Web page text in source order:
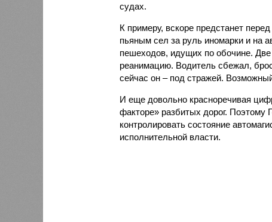
судах.
К примеру, вскоре предстанет
пьяным сел за руль иномарки и на
пешеходов, идущих по обочине.
реанимацию. Водитель сбежал,
сейчас он – под стражей.
И еще довольно красноречивая
факторе» разбитых дорог. Поэтому
контролировать состояние
исполнительной власти.